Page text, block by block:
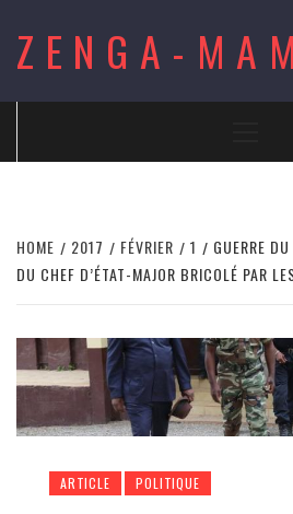
content
ZENGA-
HOME 2017 FÉVRIER 1
GUERRE
DU CHEF D’ÉTAT-MAJOR BRICOLÉ PAR
ARTICLE POLITIQUE